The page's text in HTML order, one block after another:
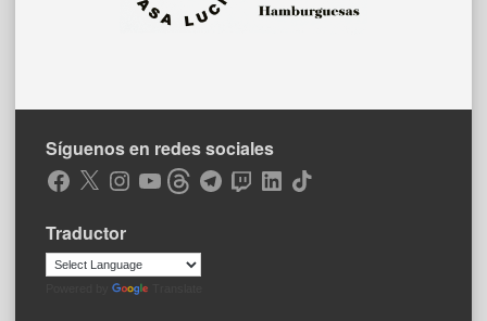
Síguenos en redes sociales
Facebook
X Instagram
YouTubeThreadsTelegramTwitchLinkedIn
TikTok
Traductor